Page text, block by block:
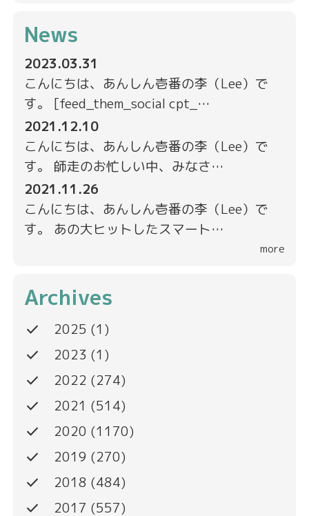
News
2023.03.31
こんにちは、あんしん壱番の李（Lee）で
す。 [feed_them_social cpt_…
2021.12.10
こんにちは、あんしん壱番の李（Lee）で
す。 師走のお忙しい中、みなさ…
2021.11.26
こんにちは、あんしん壱番の李（Lee）で
す。 あの大ヒットしたスマート…
more
Archives
done 2025 (1)
done 2023 (1)
done 2022 (274)
done 2021 (514)
done 2020 (1170)
done 2019 (270)
done 2018 (484)
done 2017 (557)